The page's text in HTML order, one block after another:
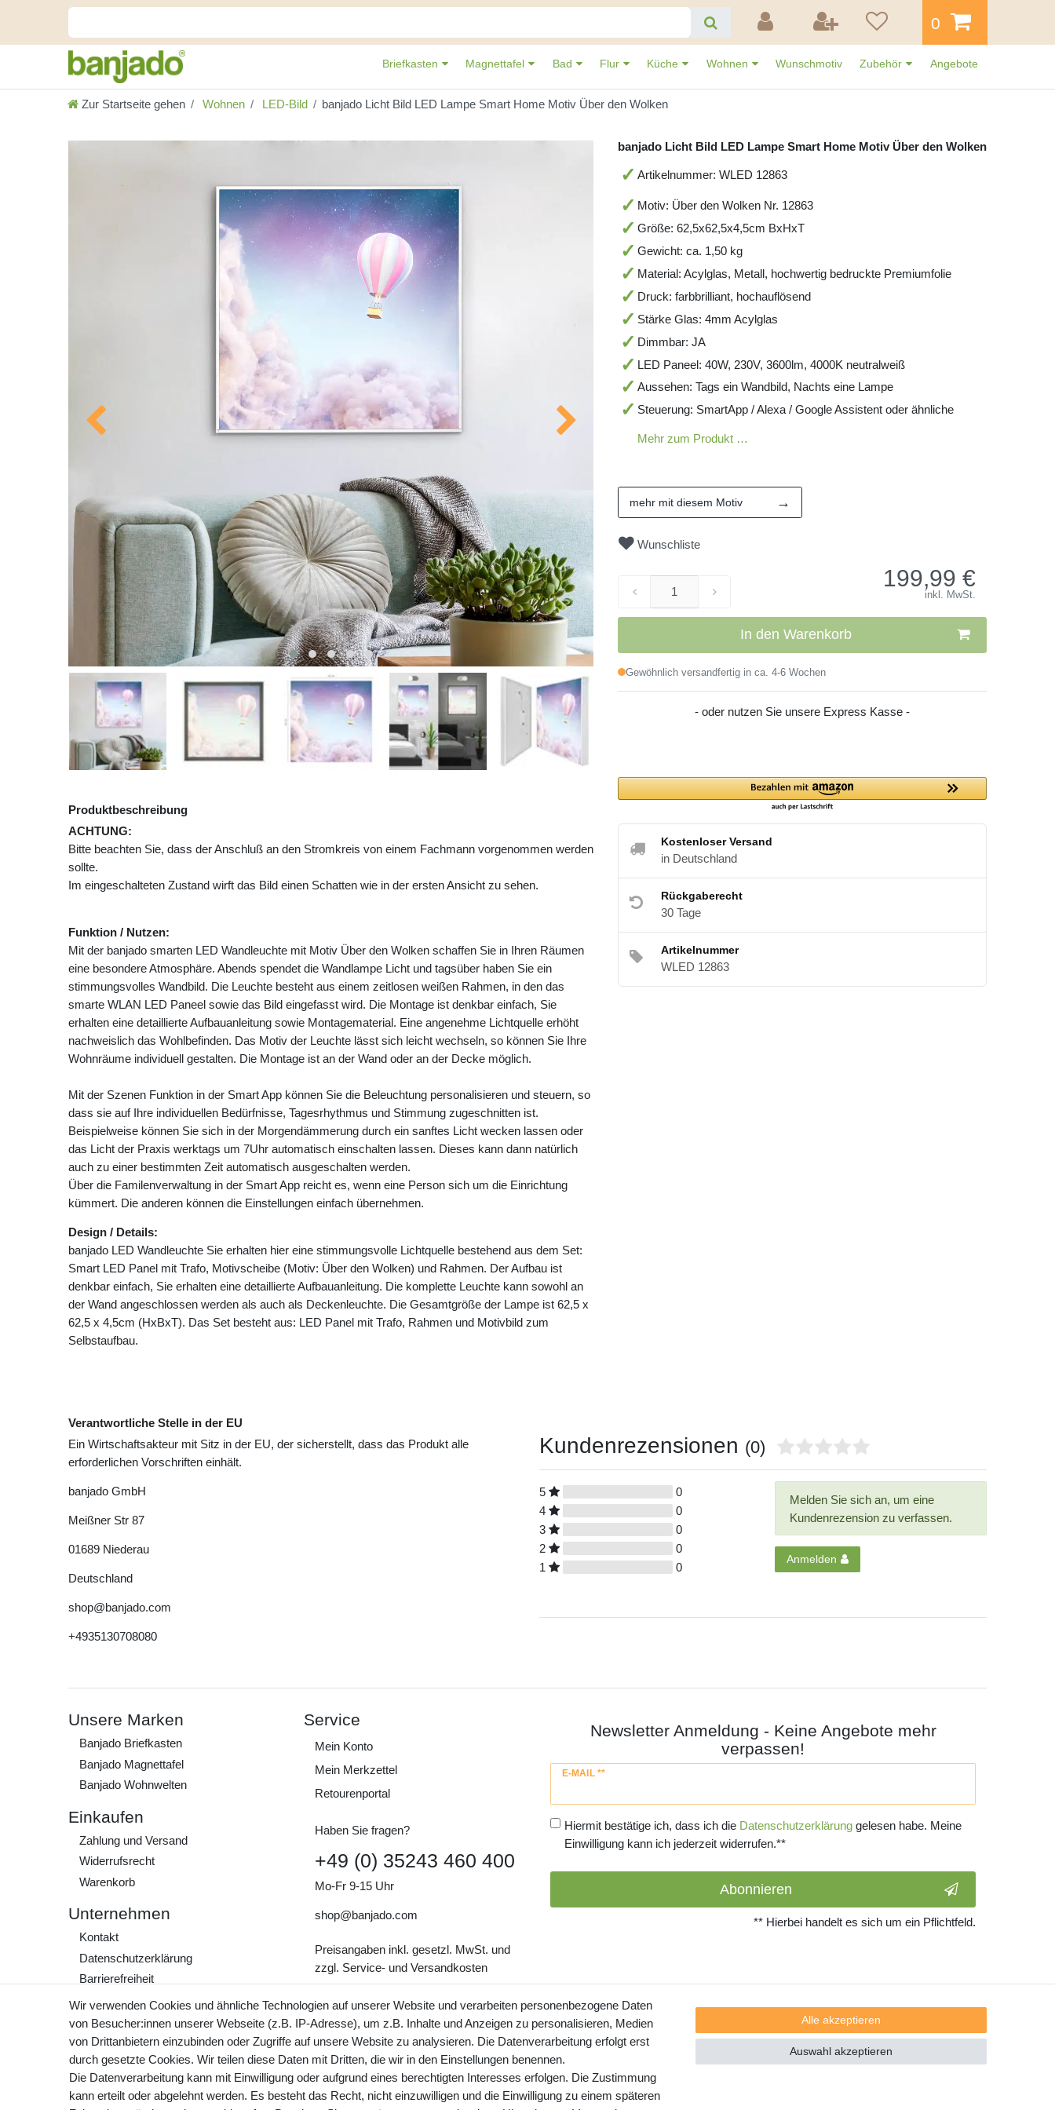
0
Briefkasten Magnettafel Bad Flur Küche Wohnen Wunschmotiv Zubehör Angebote
Zur Startseite gehen Wohnen LED-Bild banjado Licht Bild LED Lampe Smart Home Motiv Über den Wolken
Produktbeschreibung
ACHTUNG:
Bitte beachten Sie, dass der Anschluß an den Stromkreis von einem Fachmann vorgenommen werden
sollte.
Im eingeschalteten Zustand wirft das Bild einen Schatten wie in der ersten Ansicht zu sehen.
Funktion / Nutzen:
Mit der banjado smarten LED Wandleuchte mit Motiv Über den Wolken schaffen Sie in Ihren Räumen
eine besondere Atmosphäre. Abends spendet die Wandlampe Licht und tagsüber haben Sie ein
stimmungsvolles Wandbild. Die Leuchte besteht aus einem zeitlosen weißen Rahmen, in den das
smarte WLAN LED Paneel sowie das Bild eingefasst wird. Die Montage ist denkbar einfach, Sie
erhalten eine detaillierte Aufbauanleitung sowie Montagematerial. Eine angenehme Lichtquelle erhöht
nachweislich das Wohlbefinden. Das Motiv der Leuchte lässt sich leicht wechseln, so können Sie Ihre
Wohnräume individuell gestalten. Die Montage ist an der Wand oder an der Decke möglich.
Mit der Szenen Funktion in der Smart App können Sie die Beleuchtung personalisieren und steuern, so
dass sie auf Ihre individuellen Bedürfnisse, Tagesrhythmus und Stimmung zugeschnitten ist.
Beispielweise können Sie sich in der Morgendämmerung durch ein sanftes Licht wecken lassen oder
das Licht der Praxis werktags um 7Uhr automatisch einschalten lassen. Dieses kann dann natürlich
auch zu einer bestimmten Zeit automatisch ausgeschalten werden.
Über die Familenverwaltung in der Smart App reicht es, wenn eine Person sich um die Einrichtung
kümmert. Die anderen können die Einstellungen einfach übernehmen.
Design / Details:
banjado LED Wandleuchte Sie erhalten hier eine stimmungsvolle Lichtquelle bestehend aus dem Set:
Smart LED Panel mit Trafo, Motivscheibe (Motiv: Über den Wolken) und Rahmen. Der Aufbau ist
denkbar einfach, Sie erhalten eine detaillierte Aufbauanleitung. Die komplette Leuchte kann sowohl an
der Wand angeschlossen werden als auch als Deckenleuchte. Die Gesamtgröße der Lampe ist 62,5 x
62,5 x 4,5cm (HxBxT). Das Set besteht aus: LED Panel mit Trafo, Rahmen und Motivbild zum
Selbstaufbau.
banjado Licht Bild LED Lampe Smart Home Motiv Über den Wolken
Artikelnummer: WLED 12863
Motiv: Über den Wolken Nr. 12863
Größe: 62,5x62,5x4,5cm BxHxT
Gewicht: ca. 1,50 kg
Material: Acylglas, Metall, hochwertig bedruckte Premiumfolie
Druck: farbbrilliant, hochauflösend
Stärke Glas: 4mm Acylglas
Dimmbar: JA
LED Paneel: 40W, 230V, 3600lm, 4000K neutralweiß
Aussehen: Tags ein Wandbild, Nachts eine Lampe
Steuerung: SmartApp / Alexa / Google Assistent oder ähnliche
Mehr zum Produkt …
mehr mit diesem Motiv →
Wunschliste
199,99 €
inkl. MwSt.
In den Warenkorb
Gewöhnlich versandfertig in ca. 4-6 Wochen
- oder nutzen Sie unsere Express Kasse -
Kostenloser Versand
in Deutschland
Rückgaberecht
30 Tage
Artikelnummer
WLED 12863
Verantwortliche Stelle in der EU
Ein Wirtschaftsakteur mit Sitz in der EU, der sicherstellt, dass das Produkt alle
erforderlichen Vorschriften einhält.
banjado GmbH
Meißner Str 87
01689 Niederau
Deutschland
shop@banjado.com
+4935130708080
Kundenrezensionen (0)
5
0
4
0
3
0
2
0
1
0
Melden Sie sich an, um eine
Kundenrezension zu verfassen.
Anmelden
Unsere Marken
Banjado Briefkasten
Banjado Magnettafel
Banjado Wohnwelten
Einkaufen
Zahlung und Versand
Widerrufs­recht
Warenkorb
Unternehmen
Kontakt
Daten­schutz­erklärung
Barrierefreiheit
AGB
Impressum
Werde Teil unserer
Community
Service
Mein Konto
Mein Merkzettel
Retourenportal
Haben Sie fragen?
+49 (0) 35243 460 400
Mo-Fr 9-15 Uhr
shop@banjado.com
Preisangaben inkl. gesetzl. MwSt. und
zzgl. Service- und Versandkosten
Newsletter Anmeldung - Keine Angebote mehr
verpassen!
E-MAIL **
Newsletter
Hiermit bestätige ich, dass ich die Daten­schutz­erklärunggelesen habe. Meine
Einwilligung kann ich jederzeit widerrufen.**
Abonnieren
** Hierbei handelt es sich um ein Pflichtfeld.
Wir verwenden Cookies und ähnliche Technologien auf unserer Website und verarbeiten personenbezogene Daten
von Besucher:innen unserer Webseite (z.B. IP-Adresse), um z.B. Inhalte und Anzeigen zu personalisieren, Medien
von Drittanbietern einzubinden oder Zugriffe auf unsere Website zu analysieren. Die Datenverarbeitung erfolgt erst
durch gesetzte Cookies. Wir teilen diese Daten mit Dritten, die wir in den Einstellungen benennen.
Die Datenverarbeitung kann mit Einwilligung oder aufgrund eines berechtigten Interesses erfolgen. Die Zustimmung
kann erteilt oder abgelehnt werden. Es besteht das Recht, nicht einzuwilligen und die Einwilligung zu einem späteren
Alle akzeptieren
Auswahl akzeptieren